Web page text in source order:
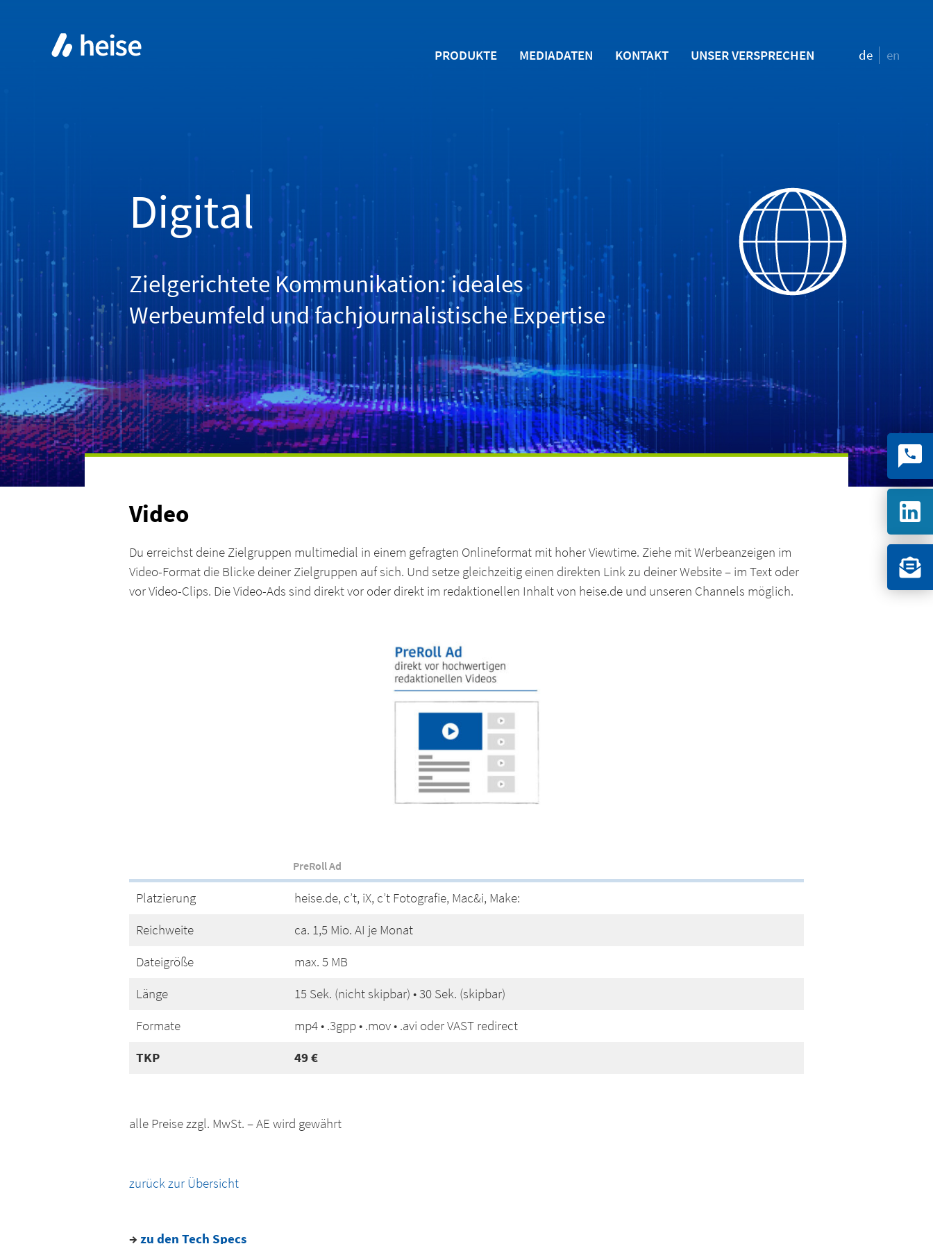
PRODUKTE MEDIADATEN KONTAKT UNSER VERSPRECHEN de en
Digital
Zielgerichtete Kommunikation: ideales
Werbeumfeld und fachjournalistische Expertise
Video
Du erreichst deine Zielgruppen multimedial in einem gefragten Onlineformat mit hoher Viewtime. Ziehe mit Werbeanzeigen im
Video-Format die Blicke deiner Zielgruppen auf sich. Und setze gleichzeitig einen direkten Link zu deiner Website – im Text oder
vor Video-Clips. Die Video-Ads sind direkt vor oder direkt im redaktionellen Inhalt von heise.de und unseren Channels möglich.
PreRoll Ad
Platzierung
heise.de, c’t, iX, c’t Fotografie, Mac&i, Make:
Reichweite
ca. 1,5 Mio. AI je Monat
Dateigröße
max. 5 MB
Länge
15 Sek. (nicht skipbar) • 30 Sek. (skipbar)
Formate
mp4 • .3gpp • .mov • .avi oder VAST redirect
TKP 49 €
alle Preise zzgl. MwSt. – AE wird gewährt
zurück zur Übersicht
→ zu den Tech Specs